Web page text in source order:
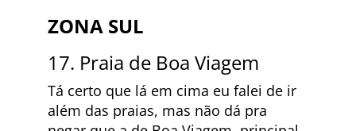
ZONA SUL
17. Praia de Boa Viagem
Tá certo que lá em cima eu falei de ir
além das praias, mas não dá pra